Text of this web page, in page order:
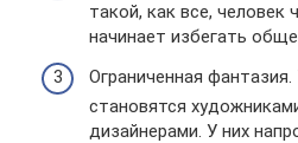
такой, как все, человек
начинает избегать
Ограниченная
становятся
дизайнерами. У них